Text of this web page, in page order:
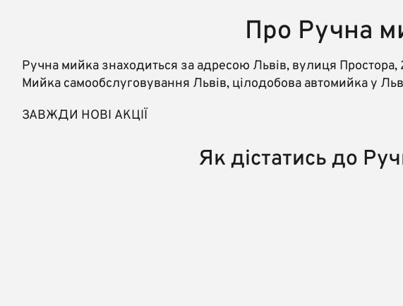
Про Ручна
Ручна мийка знаходиться за адресою Львів, вулиця Простора,
Мийка самообслуговування Львів, цілодобова автомийка у
ЗАВЖДИ НОВІ АКЦІЇ
Як дістатись до